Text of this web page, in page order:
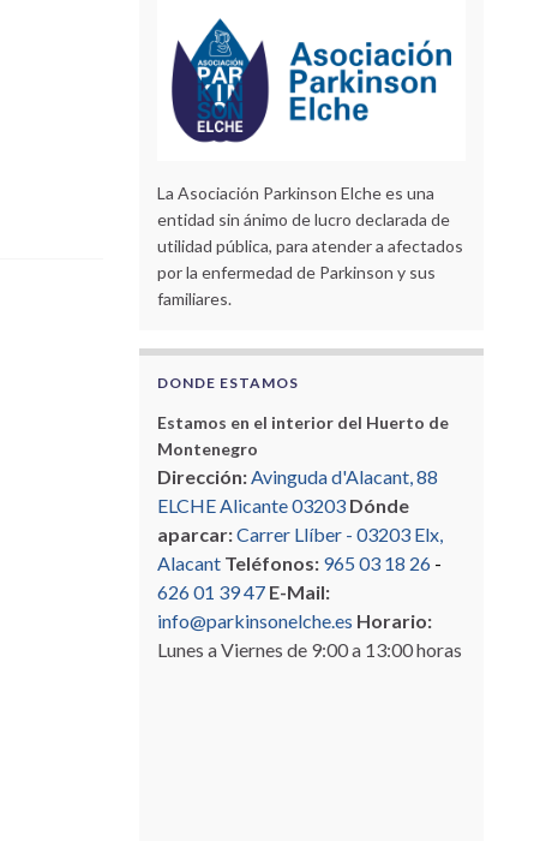
La Asociación Parkinson Elche es una
entidad sin ánimo de lucro declarada de
utilidad pública, para atender a afectados
por la enfermedad de Parkinson y sus
familiares.
DONDE ESTAMOS
Estamos en el interior del Huerto de
Montenegro
Dirección:Avinguda d'Alacant, 88
ELCHE Alicante 03203 Dónde
aparcar:Carrer Llíber - 03203 Elx,
Alacant Teléfonos: 965 03 18 26-
626 01 39 47 E-Mail:
info@parkinsonelche.es Horario:
Lunes a Viernes de 9:00 a 13:00 horas